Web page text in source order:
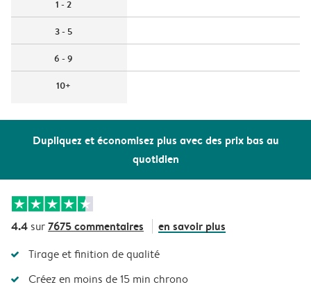
Dupliquez et économisez plus avec des prix bas au
quotidien
1 - 2
3 - 5
6 - 9
10+
4.4 sur7675 commentaires en savoir plus
Tirage et finition de qualité
Créez en moins de 15 min chrono